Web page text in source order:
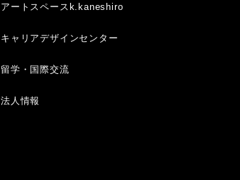
アートスペースk.kaneshiro
キャリアデザインセンター
留学・国際交流
法人情報